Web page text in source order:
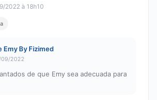
2022 à 18h10
Emy By Fizimed
09/2022
de que Emy sea adecuada para